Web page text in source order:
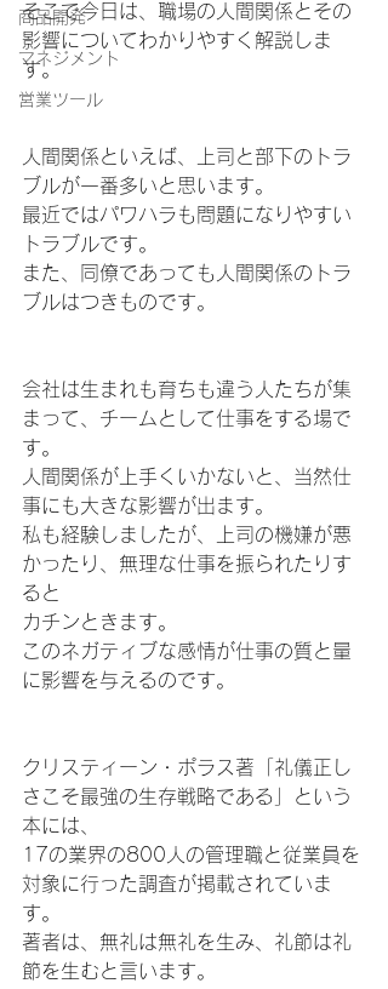
商品開発
マネジメント
営業ツール
そこで今日は、職場の人間関係とその
影響についてわかりやすく解説しま
す。
人間関係といえば、上司と部下のトラ
ブルが一番多いと思います。
最近ではパワハラも問題になりやすい
トラブルです。
また、同僚であっても人間関係のトラ
ブルはつきものです。
会社は生まれも育ちも違う人たちが集
まって、チームとして仕事をする場で
す。
人間関係が上手くいかないと、当然仕
事にも大きな影響が出ます。
私も経験しましたが、上司の機嫌が悪
かったり、無理な仕事を振られたりす
ると
カチンときます。
このネガティブな感情が仕事の質と量
に影響を与えるのです。
クリスティーン・ポラス著「礼儀正し
さこそ最強の生存戦略である」という
本には、
17の業界の800人の管理職と従業員を
対象に行った調査が掲載されていま
す。
著者は、無礼は無礼を生み、礼節は礼
節を生むと言います。